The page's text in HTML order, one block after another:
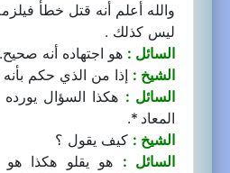
والله أعلم أنه قتل خطأ
ليس كذلك .
السائل : هو اجتهاده أنه صحيح.
الشيخ : إذا من الذي حكم
السائل : هكذا السؤال
المعاد *.
الشيخ : كيف يقول ؟
السائل : هو يقلو هكذا